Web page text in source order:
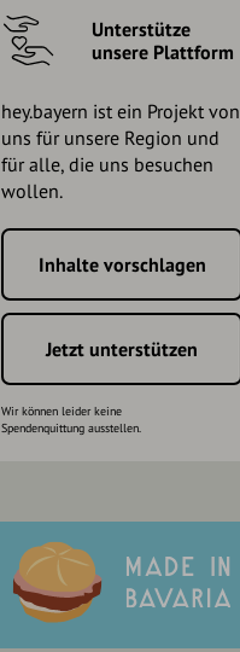
Unterstütze
unsere Plattform
hey.bayern ist ein Projekt von
uns für unsere Region und
für alle, die uns besuchen
wollen.
Inhalte vorschlagen
Jetzt unterstützen
Wir können leider keine
Spendenquittung ausstellen.